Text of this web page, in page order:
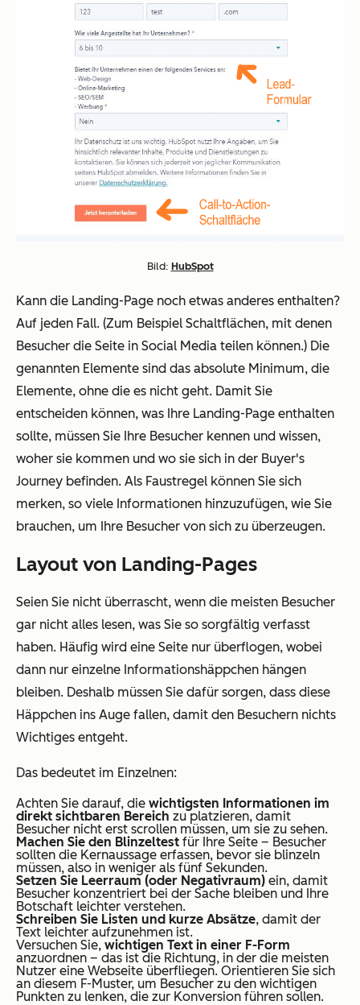
Bild: HubSpot
Kann die Landing-Page noch etwas anderes enthalten?
Auf jeden Fall. (Zum Beispiel Schaltflächen, mit denen
Besucher die Seite in Social Media teilen können.) Die
genannten Elemente sind das absolute Minimum, die
Elemente, ohne die es nicht geht. Damit Sie
entscheiden können, was Ihre Landing-Page enthalten
sollte, müssen Sie Ihre Besucher kennen und wissen,
woher sie kommen und wo sie sich in der Buyer's
Journey befinden. Als Faustregel können Sie sich
merken, so viele Informationen hinzuzufügen, wie Sie
brauchen, um Ihre Besucher von sich zu überzeugen.
Layout von Landing-Pages
Seien Sie nicht überrascht, wenn die meisten Besucher
gar nicht alles lesen, was Sie so sorgfältig verfasst
haben. Häufig wird eine Seite nur überflogen, wobei
dann nur einzelne Informationshäppchen hängen
bleiben. Deshalb müssen Sie dafür sorgen, dass diese
Häppchen ins Auge fallen, damit den Besuchern nichts
Wichtiges entgeht.
Das bedeutet im Einzelnen:
Achten Sie darauf, die wichtigsten Informationen im
direkt sichtbaren Bereich zu platzieren, damit
Besucher nicht erst scrollen müssen, um sie zu sehen.
Machen Sie den Blinzeltest für Ihre Seite – Besucher
sollten die Kernaussage erfassen, bevor sie blinzeln
müssen, also in weniger als fünf Sekunden.
Setzen Sie Leerraum (oder Negativraum) ein, damit
Besucher konzentriert bei der Sache bleiben und Ihre
Botschaft leichter verstehen.
Schreiben Sie Listen und kurze Absätze, damit der
Text leichter aufzunehmen ist.
Versuchen Sie, wichtigen Text in einer F-Form
anzuordnen – das ist die Richtung, in der die meisten
Nutzer eine Webseite überfliegen. Orientieren Sie sich
an diesem F-Muster, um Besucher zu den wichtigen
Punkten zu lenken, die zur Konversion führen sollen.